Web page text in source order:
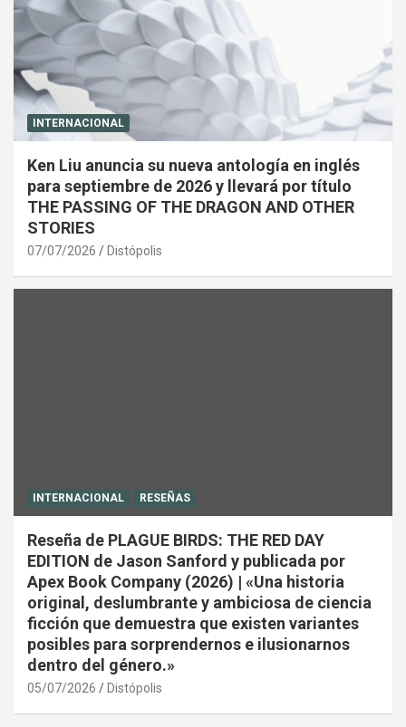
INTERNACIONAL
Ken Liu anuncia su nueva antología en inglés
para septiembre de 2026 y llevará por título
THE PASSING OF THE DRAGON AND OTHER
STORIES
07/07/2026 Distópolis
INTERNACIONAL RESEÑAS
Reseña de PLAGUE BIRDS: THE RED DAY
EDITION de Jason Sanford y publicada por
Apex Book Company (2026) | «Una historia
original, deslumbrante y ambiciosa de ciencia
ficción que demuestra que existen variantes
posibles para sorprendernos e ilusionarnos
dentro del género.»
05/07/2026 Distópolis